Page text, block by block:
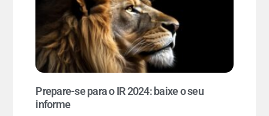
Prepare-se para o IR 2024: baixe o seu
informe